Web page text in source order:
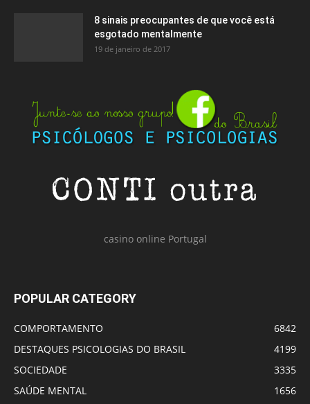
8 sinais preocupantes de que você está
esgotado mentalmente
19 de janeiro de 2017
casino online Portugal
POPULAR CATEGORY
COMPORTAMENTO
6842
DESTAQUES PSICOLOGIAS DO BRASIL
4199
SOCIEDADE
3335
SAÚDE MENTAL
1656